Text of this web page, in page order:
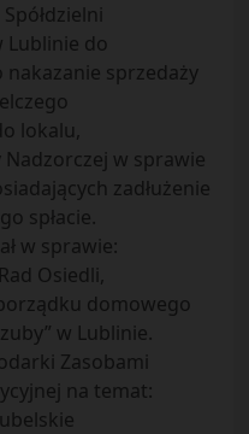
Lublinie do
sprzedaży
lokalu,
Nadzorczej w sprawie
zadłużenie
spłacie.
w sprawie:
Osiedli,
domowego
w Lublinie.
Zasobami
na temat: